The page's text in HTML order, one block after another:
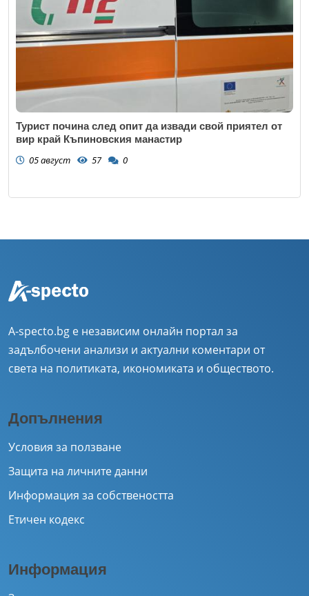
Турист почина след опит да извади свой приятел от
вир край Къпиновския манастир
05 август 57 0
A-specto.bg е независим онлайн портал за
задълбочени анализи и актуални коментари от
света на политиката, икономиката и обществото.
Допълнения
Условия за ползване
Защита на личните данни
Информация за собствеността
Етичен кодекс
Информация